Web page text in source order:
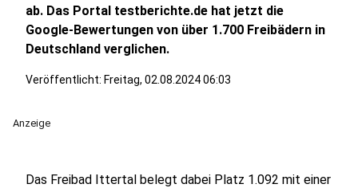
ab. Das Portal testberichte.de hat jetzt die
Google-Bewertungen von über 1.700 Freibädern in
Deutschland verglichen.
Veröffentlicht: Freitag, 02.08.2024 06:03
Anzeige
Das Freibad Ittertal belegt dabei Platz 1.092 mit einer